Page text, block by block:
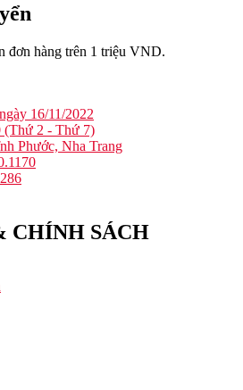
đơn hàng trên 1 triệu VND.
16/11/2022
(Thứ 2 - Thứ 7)
Phước, Nha Trang
CHÍNH SÁCH